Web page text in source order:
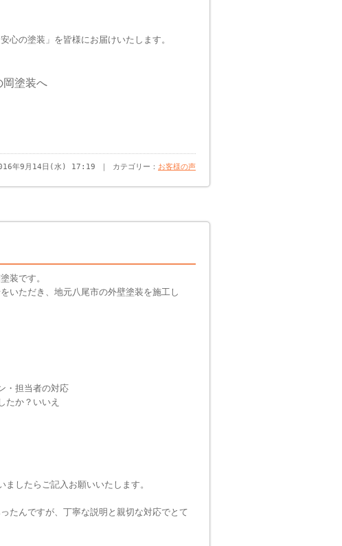
心の塗装」を皆様にお届けいたします。
岡塗装へ
年9月14日(水) 17:19 ｜ カテゴリー： お客様の声
装です。
いただき、地元八尾市の外壁塗装を施工し
・担当者の対応
たか？いいえ
したらご記入お願いいたします。
たんですが、丁寧な説明と親切な対応でとて